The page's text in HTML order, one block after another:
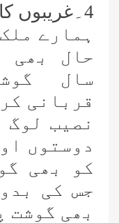
4۔غریبوں کا فائدہ:
ہمارے
حال بھی
سال
قربانی
نصیب لوگ
دوستوں
کو بھی
جس کی
بھی گوشت